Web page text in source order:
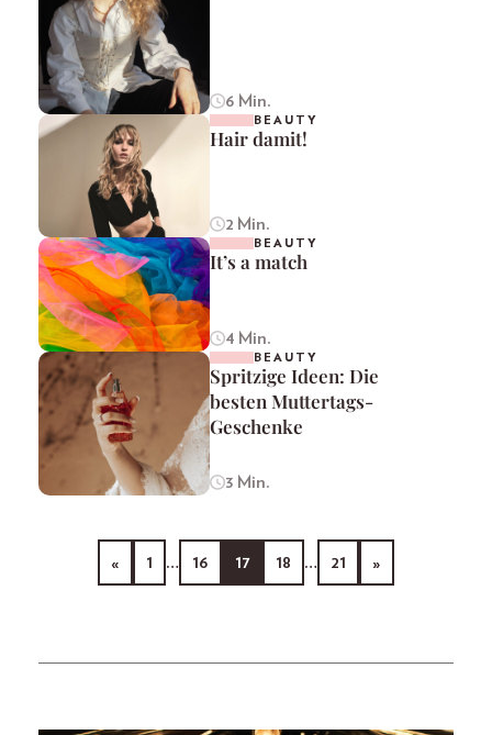
6 Min.
BEAUTY
Hair damit!
2 Min.
BEAUTY
It’s a match
4 Min.
BEAUTY
Spritzige Ideen: Die
besten Muttertags-
Geschenke
3 Min.
« 1 … 16 17 18 … 21 »